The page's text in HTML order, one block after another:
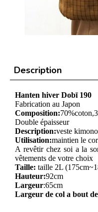
Description
Hanten hiver Dobī 190
Fabrication au Japon
Composition:70%
Double épaisseur
Description:veste
Utilisation:maintien le
A revêtir chez soi a la
vêtements de votre choix
Taille: taille 2L (
Hauteur:92cm
Largeur:65cm
Largeur de col a bout